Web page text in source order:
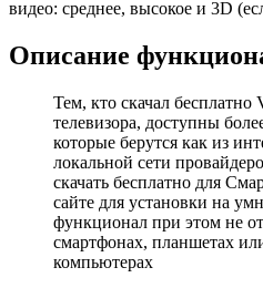
видео: среднее, высокое и 3D
Описание
Тем, кто скачал
телевизора, доступны
которые берутся как из
локальной сети
скачать бесплатно для
сайте для установки на
функционал при этом не
смартфонах, планшетах
компьютерах